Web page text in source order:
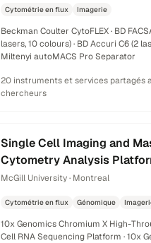
Cytométrie en flux Imagerie
Beckman Coulter CytoFLEX · BD
lasers, 10 colours) · BD Accuri C6 (2
Miltenyi autoMACS Pro Separator
20 instruments et services partagés
chercheurs
Single Cell Imaging and
Cytometry Analysis
(SCIMAP)
McGill University · Montreal
Cytométrie en flux Génomique
10x Genomics Chromium X High-
Cell RNA Sequencing Platform · 10x